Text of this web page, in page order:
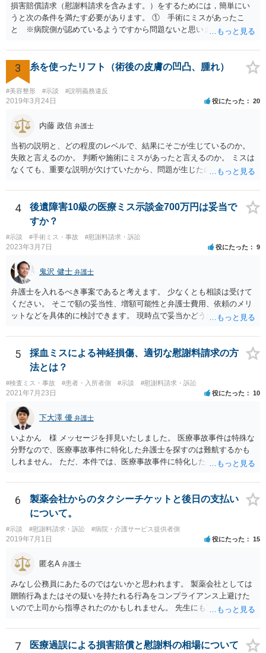
損害賠償請求（慰謝料請求を含みます。）をするためには，簡単にい
うと次の条件を満たす必要があります。 ① 手術にミスがあったこ
と ※病院側が認めているようですから問題ないと思います。 ② 手
術のミスの「せいで」マスクが外せなくなったこと ④ 仕事を休まな
ければならなくなった「せいで」休業損害が発生したこと ⑤ マスク
を外せなくなった「せいで」経済的に評価できる精神的な損害が発生
したこと 「せいで」と強調した点が，内藤先生のご指摘なさる「相当
因果関係」です。 手術のミスと関係のないことまでは責任追及ができ
しく悪くなってしまったとか， 手術のミスの結果，入院期間が延びて
しまったとかいう事情があれば， 追加請求が可能な余地があります。
ただし，手術代の返金に応じた際に「これ以上金銭の請求はしませ
ん」という趣旨の合意をしてしまっていると， 上記の請求は，基本的
には困難となります。
3 糸を使ったリフト（術後の皮膚の凹凸、腫れ）
#美容整形 #示談 #説明義務違反
2019年3月24日 役にたった 20
内藤 政信 弁護士
当初の説明と、どの程度のレベルで、結果にそごが生じているのか。
失敗と言えるのか。 判断や施術にミスがあったと言えるのか。 ミスは
なくても、重要な説明が欠けていたから、問題が生じたのか。 美容整
4
後遺障害10級の医療ミス示談金700万円は妥当で
すか？
#示談 #手術ミス・事故 #慰謝料請求・訴訟
2023年3月7日 役にたった 9
鬼沢 健士 弁護士
弁護士を入れるべき事案であると考えます。 少なくとも相談は受けて
ください。 そこで額の妥当性、増額可能性と弁護士費用、依頼のメリ
ットなどを具体的に検討できます。 現時点で妥当かどうかを即断する
5
採血ミスによる神経損傷、適切な慰謝料請求の方
法とは？
#検査ミス・事故 #患者・入所者側 #示談 #慰謝料請求・訴訟
2021年7月23日 役にたった 10
下大澤 優 弁護士
いよかん 様 メッセージを拝見いたしました。 医療事故事件は特殊な
分野なので、医療事故事件に特化した弁護士を探すのは難航するかも
しれません。 ただ、本件では、医療事故事件に特化した弁護士でなく
の過失（医療ミス）の立証なのですが、本件では過失自体には争いが
ないため、損害額の立証が主なポイントになります。 損害額に立証に
関しては、交通事故事件と同様の発想で考えればよいので、対応でき
る弁護士は多いと思います。 今後の交渉については、ご自身で対応さ
れることも可能ではありますが、相手方保険会社は容易に増額に応じ
ない（多少の増額はあり得るとしても、裁判基準での和解は難しい）
と思われます。 弁護士が介入することにより提示額が大きく変わるこ
とは多々あるため、可能であれば弁護士に依頼した上での交渉をお勧
めしたいところです。
6
製薬会社からのタクシーチケットと後日の支払い
について。
#示談 #慰謝料請求・訴訟 #病院・介護サービス提供者側
2019年7月1日 役にたった 15
匿名A 弁護士
みなし公務員にあたるのではないかと思われます。 製薬会社としては
贈賄行為またはその疑いを持たれる行為をコンプライアンス上避けた
いので上司から指導されたのかもしれません。 先生にも万一迷惑をか
7
医療過誤による損害賠償と慰謝料の相場について